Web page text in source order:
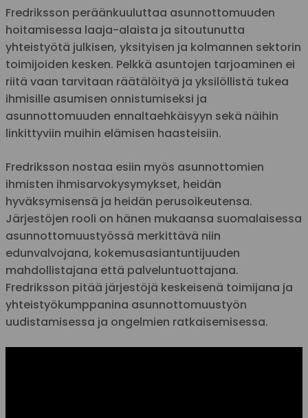
Fredriksson peräänkuuluttaa asunnottomuuden
hoitamisessa laaja-alaista ja sitoutunutta
yhteistyötä julkisen, yksityisen ja kolmannen sektorin
toimijoiden kesken. Pelkkä asuntojen tarjoaminen ei
riitä vaan tarvitaan räätälöityä ja yksilöllistä tukea
ihmisille asumisen onnistumiseksi ja
asunnottomuuden ennaltaehkäisyyn sekä näihin
linkittyviin muihin elämisen haasteisiin.
Fredriksson nostaa esiin myös asunnottomien
ihmisten ihmisarvokysymykset, heidän
hyväksymisensä ja heidän perusoikeutensa.
Järjestöjen rooli on hänen mukaansa suomalaisessa
asunnottomuustyössä merkittävä niin
edunvalvojana, kokemusasiantuntijuuden
mahdollistajana että palveluntuottajana.
Fredriksson pitää järjestöjä keskeisenä toimijana ja
yhteistyökumppanina asunnottomuustyön
uudistamisessa ja ongelmien ratkaisemisessa.